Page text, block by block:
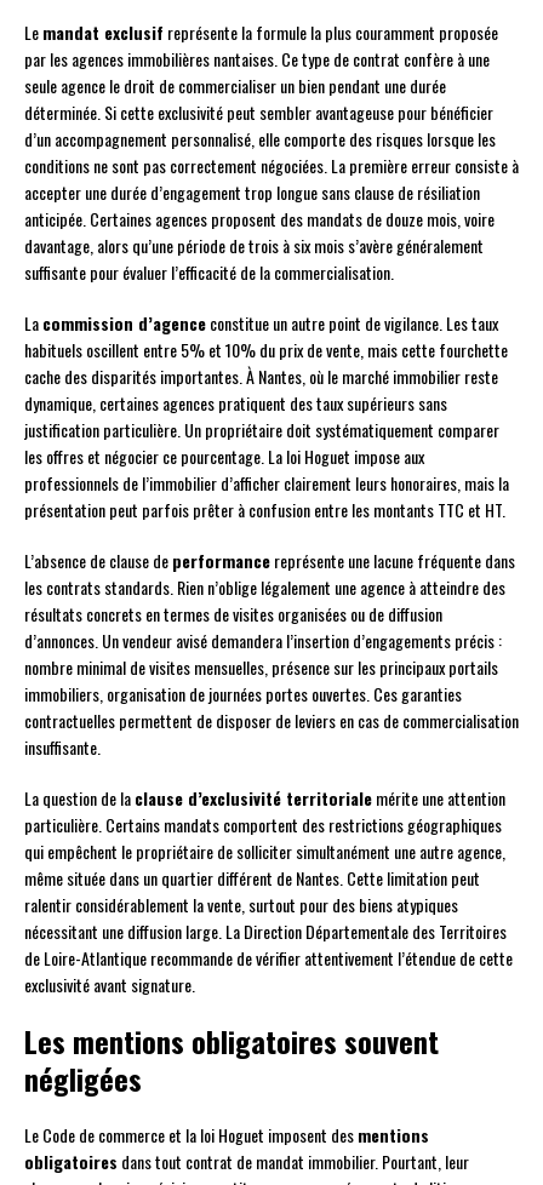
Lemandat exclusif représente la formule la plus couramment proposée
par les agences immobilières nantaises. Ce type de contrat confère à une
seule agence le droit de commercialiser un bien pendant une durée
déterminée. Si cette exclusivité peut sembler avantageuse pour bénéficier
d’un accompagnement personnalisé, elle comporte des risques lorsque les
conditions ne sont pas correctement négociées. La première erreur consiste à
accepter une durée d’engagement trop longue sans clause de résiliation
anticipée. Certaines agences proposent des mandats de douze mois, voire
davantage, alors qu’une période de trois à six mois s’avère généralement
suffisante pour évaluer l’efficacité de la commercialisation.
Lacommission d’agenceconstitue un autre point de vigilance. Les taux
habituels oscillent entre 5% et 10% du prix de vente, mais cette fourchette
cache des disparités importantes. À Nantes, où le marché immobilier reste
dynamique, certaines agences pratiquent des taux supérieurs sans
justification particulière. Un propriétaire doit systématiquement comparer
les offres et négocier ce pourcentage. La loi Hoguet impose aux
professionnels de l’immobilier d’afficher clairement leurs honoraires, mais la
présentation peut parfois prêter à confusion entre les montants TTC et HT.
L’absence de clause deperformancereprésente une lacune fréquente dans
les contrats standards. Rien n’oblige légalement une agence à atteindre des
résultats concrets en termes de visites organisées ou de diffusion
d’annonces. Un vendeur avisé demandera l’insertion d’engagements précis :
nombre minimal de visites mensuelles, présence sur les principaux portails
immobiliers, organisation de journées portes ouvertes. Ces garanties
contractuelles permettent de disposer de leviers en cas de commercialisation
insuffisante.
La question de laclause d’exclusivité territorialemérite une attention
particulière. Certains mandats comportent des restrictions géographiques
qui empêchent le propriétaire de solliciter simultanément une autre agence,
même située dans un quartier différent de Nantes. Cette limitation peut
ralentir considérablement la vente, surtout pour des biens atypiques
nécessitant une diffusion large. La Direction Départementale des Territoires
de Loire-Atlantique recommande de vérifier attentivement l’étendue de cette
exclusivité avant signature.
Les mentions obligatoires souvent
négligées
Le Code de commerce et la loi Hoguet imposent desmentions
obligatoires dans tout contrat de mandat immobilier. Pourtant, leur